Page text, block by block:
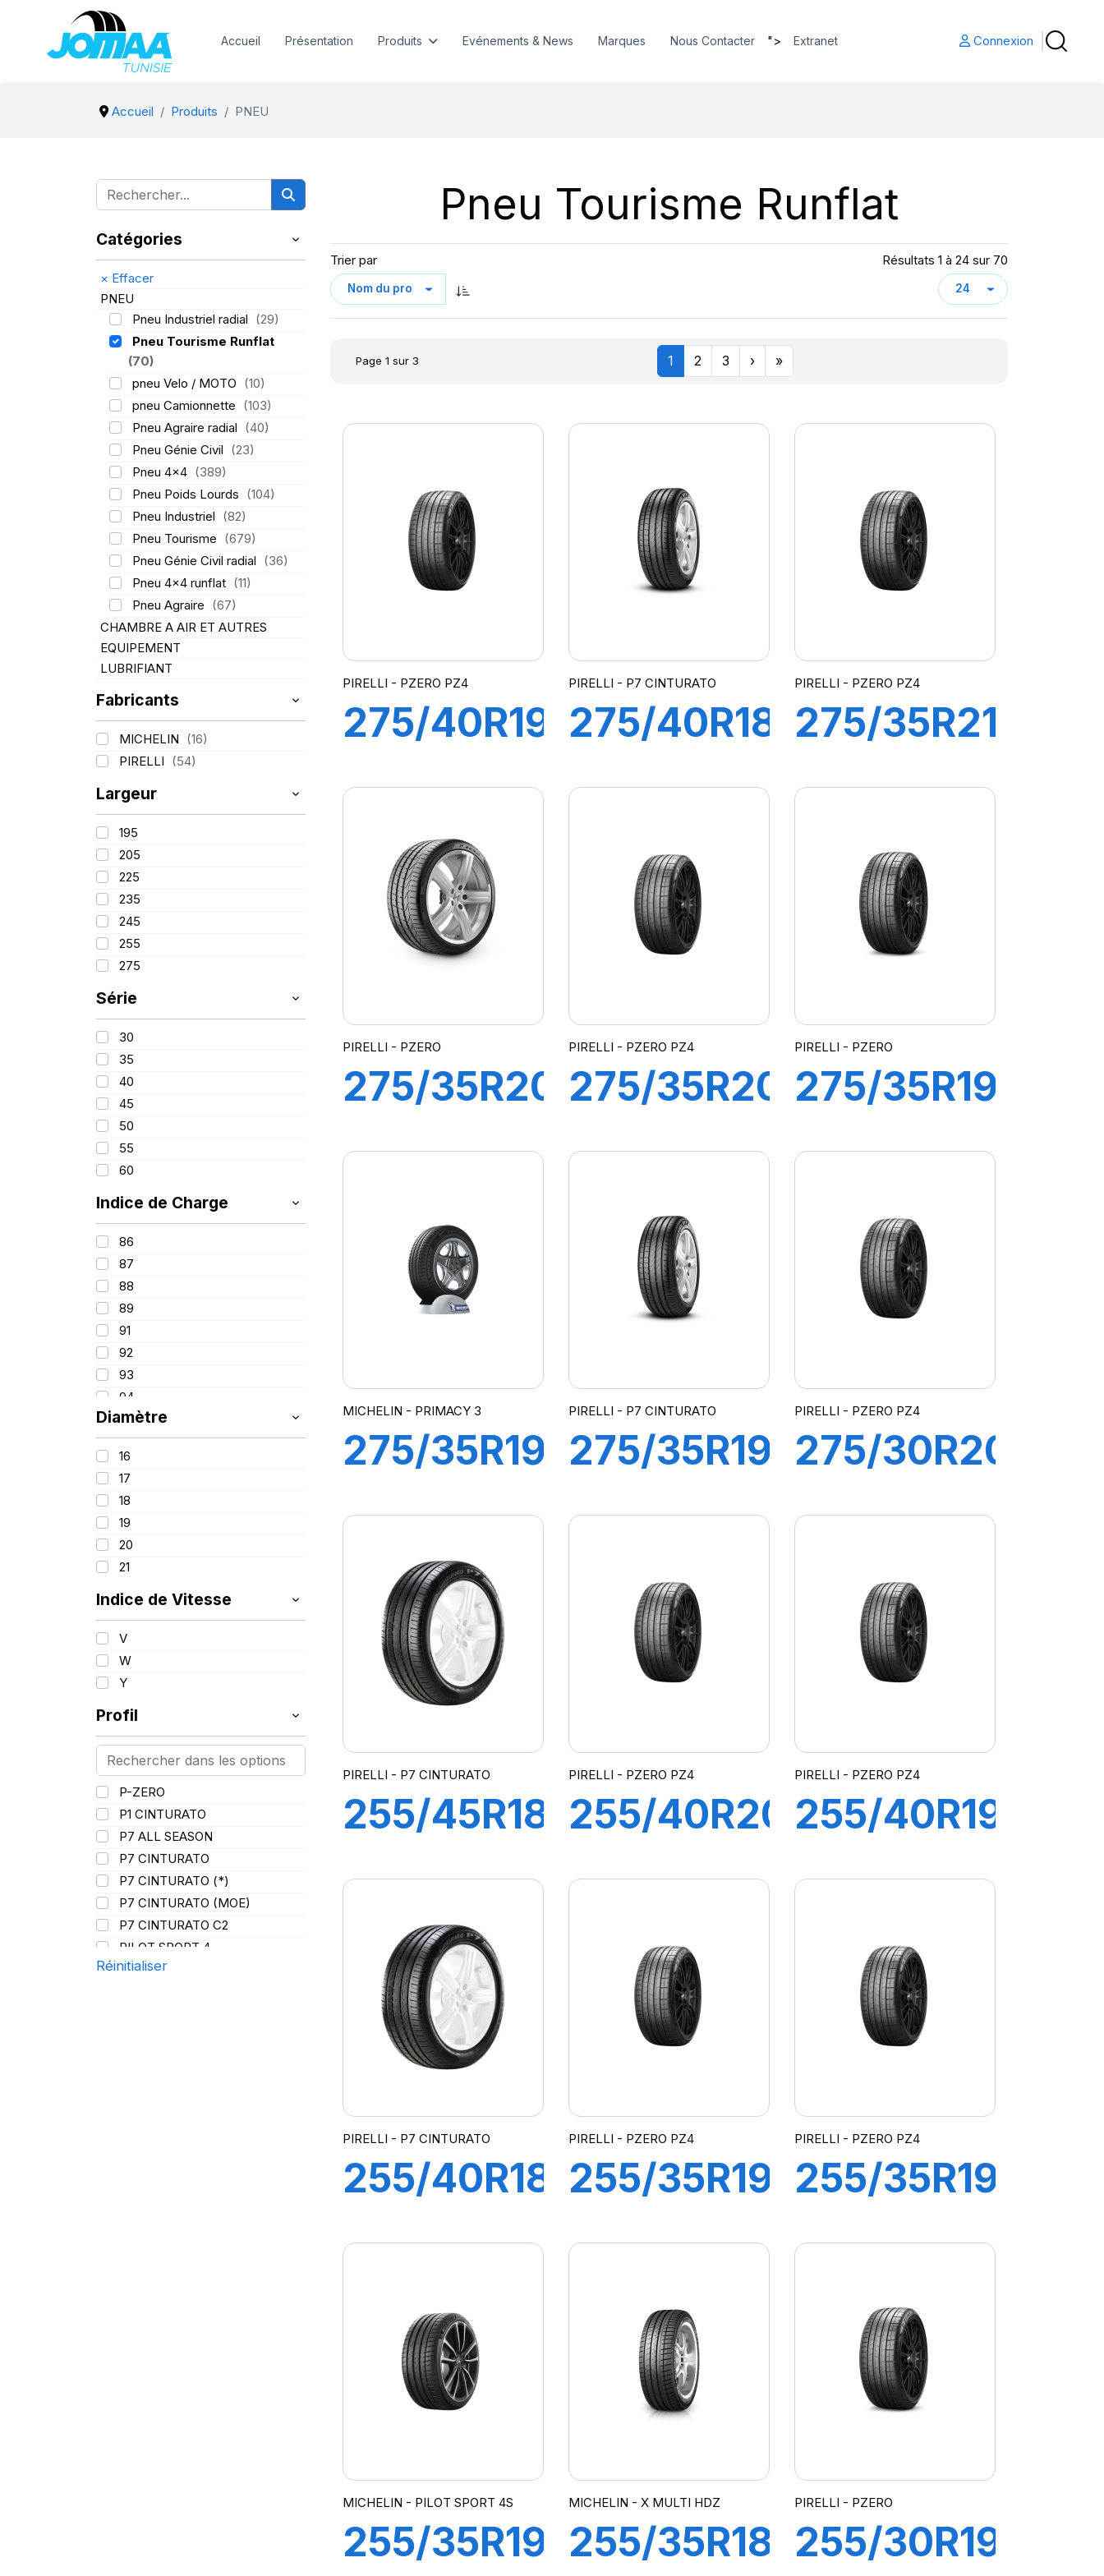
Accueil Présentation Produits Evénements & News Marques Nous Contacter "> Extranet Connexion
Accueil Produits PNEU
Catégories
× Effacer
PNEU
Pneu Industriel radial (29)
Pneu Tourisme Runflat
(70)
pneu Velo / MOTO (10)
pneu Camionnette (103)
Pneu Agraire radial (40)
Pneu Génie Civil (23)
Pneu 4x4 (389)
Pneu Poids Lourds (104)
Pneu Industriel (82)
Pneu Tourisme (679)
Pneu Génie Civil radial (36)
Pneu 4x4 runflat (11)
Pneu Agraire (67)
CHAMBRE A AIR ET AUTRES
EQUIPEMENT
LUBRIFIANT
Fabricants
MICHELIN (16)
PIRELLI (54)
Largeur
195
205
225
235
245
255
275
Série
30
35
40
45
50
55
60
Indice de Charge
86
87
88
89
91
92
93
94
95
96
97
98
99
100
101
102
103
Diamètre
16
17
18
19
20
21
Indice de Vitesse
V
W
Y
Profil
P-ZERO
P1 CINTURATO
P7 ALL SEASON
P7 CINTURATO
P7 CINTURATO (*)
P7 CINTURATO (MOE)
P7 CINTURATO C2
PILOT SPORT 4
PILOT SPORT4
Réinitialiser
Pneu Tourisme Runflat
Trier par Résultats 1 à 24 sur 70
Page 1 sur 3 1 2 3 › »
PIRELLI - PZERO PZ4
275/40R19
(*)
PIRELLI - P7 CINTURATO
275/40R18
CINTURATO
(*) (MOE)
PIRELLI - PZERO PZ4
275/35R21
ZERO
/PZ4 (*)
PIRELLI - PZERO
275/35R20
PZERO
(MOE)
PIRELLI - PZERO PZ4
275/35R20
PZERO
PZ4(*)
PIRELLI - PZERO
275/35R19
MICHELIN - PRIMACY 3
275/35R19
PRIMACY
3 (*)
(MOE)
PIRELLI - P7 CINTURATO
275/35R19
CINTURATO
(*)(MOE)
PIRELLI - PZERO PZ4
275/30R20
(MOE)PZ4
PIRELLI - P7 CINTURATO
255/45R18
CINTURATO(*)
PIRELLI - PZERO PZ4
255/40R20
PZ4
(MOE-S)
PIRELLI - PZERO PZ4
255/40R19
ZERO PZ4
PIRELLI - P7 CINTURATO
255/40R18
CINTURATO(*)
PIRELLI - PZERO PZ4
255/35R19
PZ4
(MOE)
PIRELLI - PZERO PZ4
255/35R19
PZ4 (*)
MICHELIN - PILOT SPORT 4S
255/35R19
MICHELIN - X MULTI HDZ
255/35R18
PIRELLI - PZERO
255/30R19